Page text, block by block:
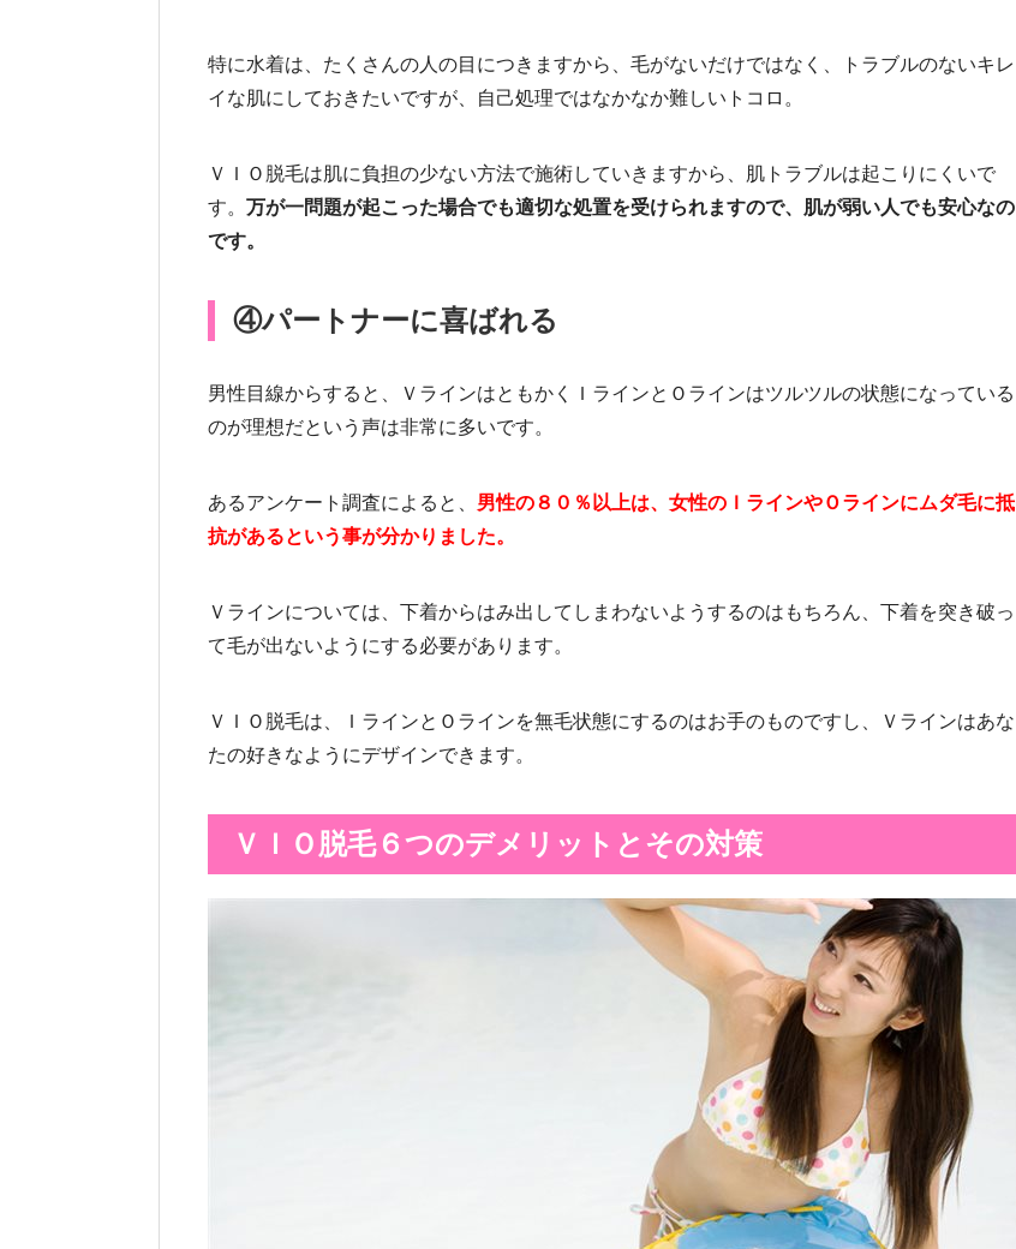
特に水着は、たくさんの人の目につきますから、毛がないだけではなく、トラブルのないキレ
イな肌にしておきたいですが、自己処理ではなかなか難しいトコロ。
ＶＩＯ脱毛は肌に負担の少ない方法で施術していきますから、肌トラブルは起こりにくいで
す。 万が一問題が起こった場合でも適切な処置を受けられますので、肌が弱い人でも安心なの
です。
④パートナーに喜ばれる
男性目線からすると、ＶラインはともかくＩラインとＯラインはツルツルの状態になっている
のが理想だという声は非常に多いです。
あるアンケート調査によると、 男性の８０％以上は、女性のＩラインやＯラインにムダ毛に抵
抗があるという事が分かりました。
Ｖラインについては、下着からはみ出してしまわないようするのはもちろん、下着を突き破っ
て毛が出ないようにする必要があります。
ＶＩＯ脱毛は、ＩラインとＯラインを無毛状態にするのはお手のものですし、Ｖラインはあな
たの好きなようにデザインできます。
ＶＩＯ脱毛６つのデメリットとその対策